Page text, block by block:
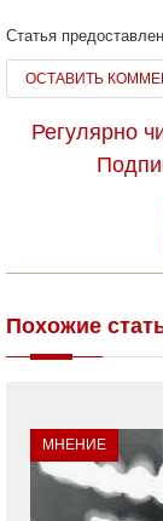
Статья
ОСТАВИТЬ
Регулярно
Похожие
МНЕНИЕ